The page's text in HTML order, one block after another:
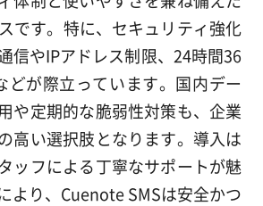
です。特に、セキュリティ強化
信やIPアドレス制限、24時間36
どが際立っています。国内デー
や定期的な脆弱性対策も、企業
高い選択肢となります。導入は
ッフによる丁寧なサポートが魅
より、Cuenote SMSは安全かつ